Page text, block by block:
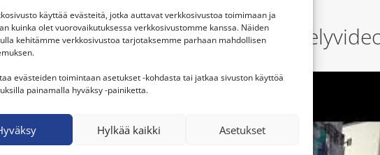
käyttää evästeitä, jotka auttavat verkkosivustoa toimimaan ja
kuinka olet vuorovaikutuksessa verkkosivustomme kanssa. Näiden
kehitämme verkkosivustoa tarjotaksemme parhaan mahdollisen
evästeiden toimintaan asetukset -kohdasta tai jatkaa sivuston käyttöä
painamalla hyväksy -painiketta.
Hylkää kaikki Asetukset
Console juuri sinulle? Katso